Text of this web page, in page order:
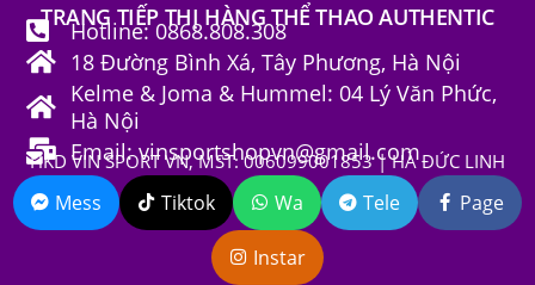
TRANG TIẾP THỊ HÀNG THỂ THAO AUTHENTIC
Hotline: 0868.808.308
18 Đường Bình Xá, Tây Phương, Hà Nội
Kelme & Joma & Hummel: 04 Lý Văn Phức,
Hà Nội
Email: vinsportshopvn@gmail.com
HKD VIN SPORT VN, MST: 006099001853 | HÀ ĐỨC LINH
Mess Tiktok Wa Tele Page
Instar